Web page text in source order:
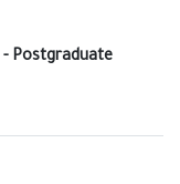
- Postgraduate